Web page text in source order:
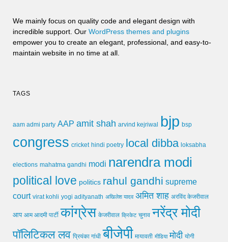
We mainly focus on quality code and elegant design with
incredible support. Our WordPress themes and plugins
empower you to create an elegant, professional, and easy-to-
maintain website in no time at all.
TAGS
aam admi party AAP amit shah arvind kejriwal bjp bsp
congress cricket hindi poetry local dibba loksabha
elections mahatma gandhi modi narendra modi
political love politics rahul gandhi supreme
court virat kohli yogi adityanath अखिलेश यादव अमित शाह अरविंद केजरीवाल
आप आम आदमी पार्टी कांग्रेस केजरीवाल क्रिकेट चुनाव नरेंद्र मोदी
पॉलिटिकल लव प्रियंका गांधी बीजेपी मायावती मीडिया मोदी योगी